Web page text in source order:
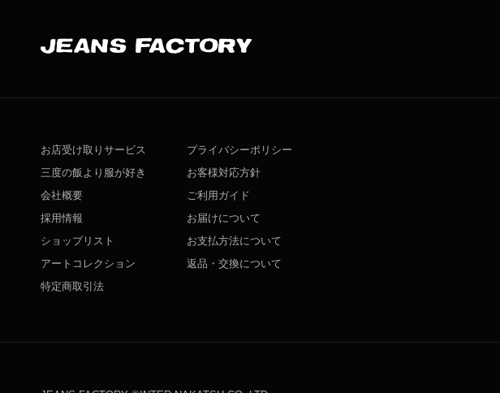
お店受け取りサービス
三度の飯より服が好き
会社概要
採用情報
ショップリスト
アートコレクション
特定商取引法
プライバシーポリシー
お客様対応方針
ご利用ガイド
お届けについて
お支払方法について
返品・交換について